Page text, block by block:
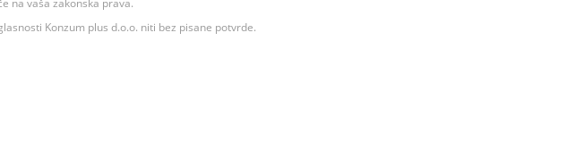
Konzum plus d.o.o. niti bez pisane potvrde.